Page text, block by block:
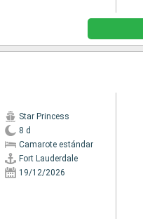
Star Princess
8 d
Camarote estándar
Fort Lauderdale
19/12/2026